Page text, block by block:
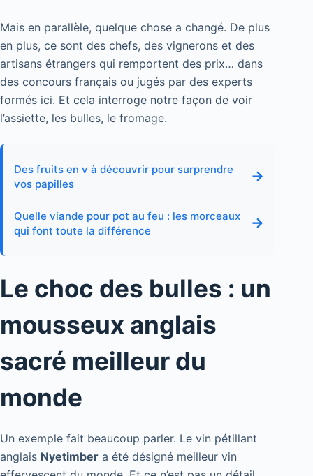
Mais en parallèle, quelque chose a changé. De plus
en plus, ce sont des chefs, des vignerons et des
artisans étrangers qui remportent des prix… dans
des concours français ou jugés par des experts
formés ici. Et cela interroge notre façon de voir
l’assiette, les bulles, le fromage.
Des fruits en v à découvrir pour surprendre
vos papilles
→
Quelle viande pour pot au feu : les morceaux
qui font toute la différence
→
Le choc des bulles : un
mousseux anglais
sacré meilleur du
monde
Un exemple fait beaucoup parler. Le vin pétillant
anglais Nyetimber a été désigné meilleur vin